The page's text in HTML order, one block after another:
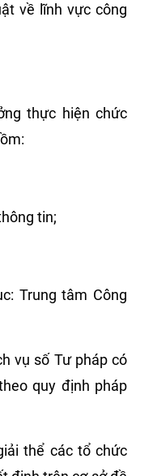
về lĩnh vực công
thực hiện chức
tin;
Trung tâm Công
vụ số Tư pháp có
quy định pháp
thể các tổ chức